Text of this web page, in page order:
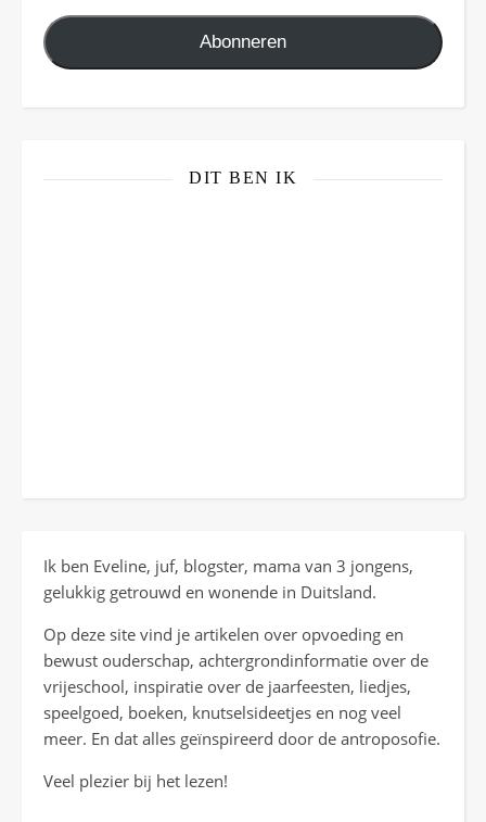
Abonneren
DIT BEN IK
Ik ben Eveline, juf, blogster, mama van 3 jongens,
gelukkig getrouwd en wonende in Duitsland.
Op deze site vind je artikelen over opvoeding en
bewust ouderschap, achtergrondinformatie over de
vrijeschool, inspiratie over de jaarfeesten, liedjes,
speelgoed, boeken, knutselsideetjes en nog veel
meer. En dat alles geïnspireerd door de antroposofie.
Veel plezier bij het lezen!